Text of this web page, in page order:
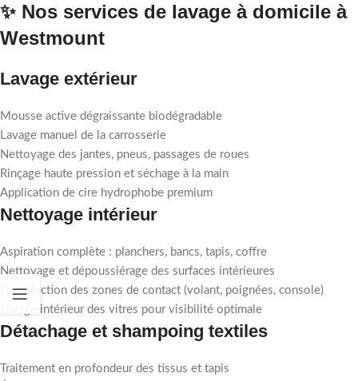
✨ Nos services de lavage à domicile à
Westmount
Lavage extérieur
Mousse active dégraissante biodégradable
Lavage manuel de la carrosserie
Nettoyage des jantes, pneus, passages de roues
Rinçage haute pression et séchage à la main
Application de cire hydrophobe premium
Nettoyage intérieur
Aspiration complète : planchers, bancs, tapis, coffre
Nettoyage et dépoussiérage des surfaces intérieures
Désinfection des zones de contact (volant, poignées, console)
Lavage intérieur des vitres pour visibilité optimale
Détachage et shampoing textiles
Traitement en profondeur des tissus et tapis